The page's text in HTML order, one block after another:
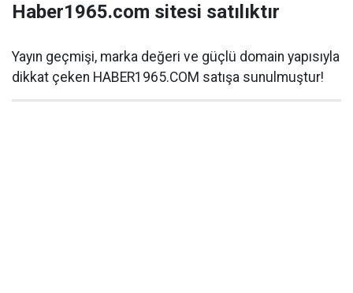
Haber1965.com sitesi satılıktır
Yayın geçmişi, marka değeri ve güçlü domain yapısıyla
dikkat çeken HABER1965.COM satışa sunulmuştur!